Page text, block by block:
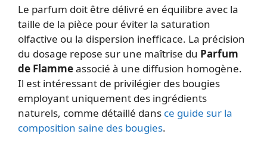
Le parfum doit être délivré en équilibre avec la
taille de la pièce pour éviter la saturation
olfactive ou la dispersion inefficace. La précision
du dosage repose sur une maîtrise du Parfum
de Flammeassocié à une diffusion homogène.
Il est intéressant de privilégier des bougies
employant uniquement des ingrédients
naturels, comme détaillé dans ce guide sur la
composition saine des bougies.